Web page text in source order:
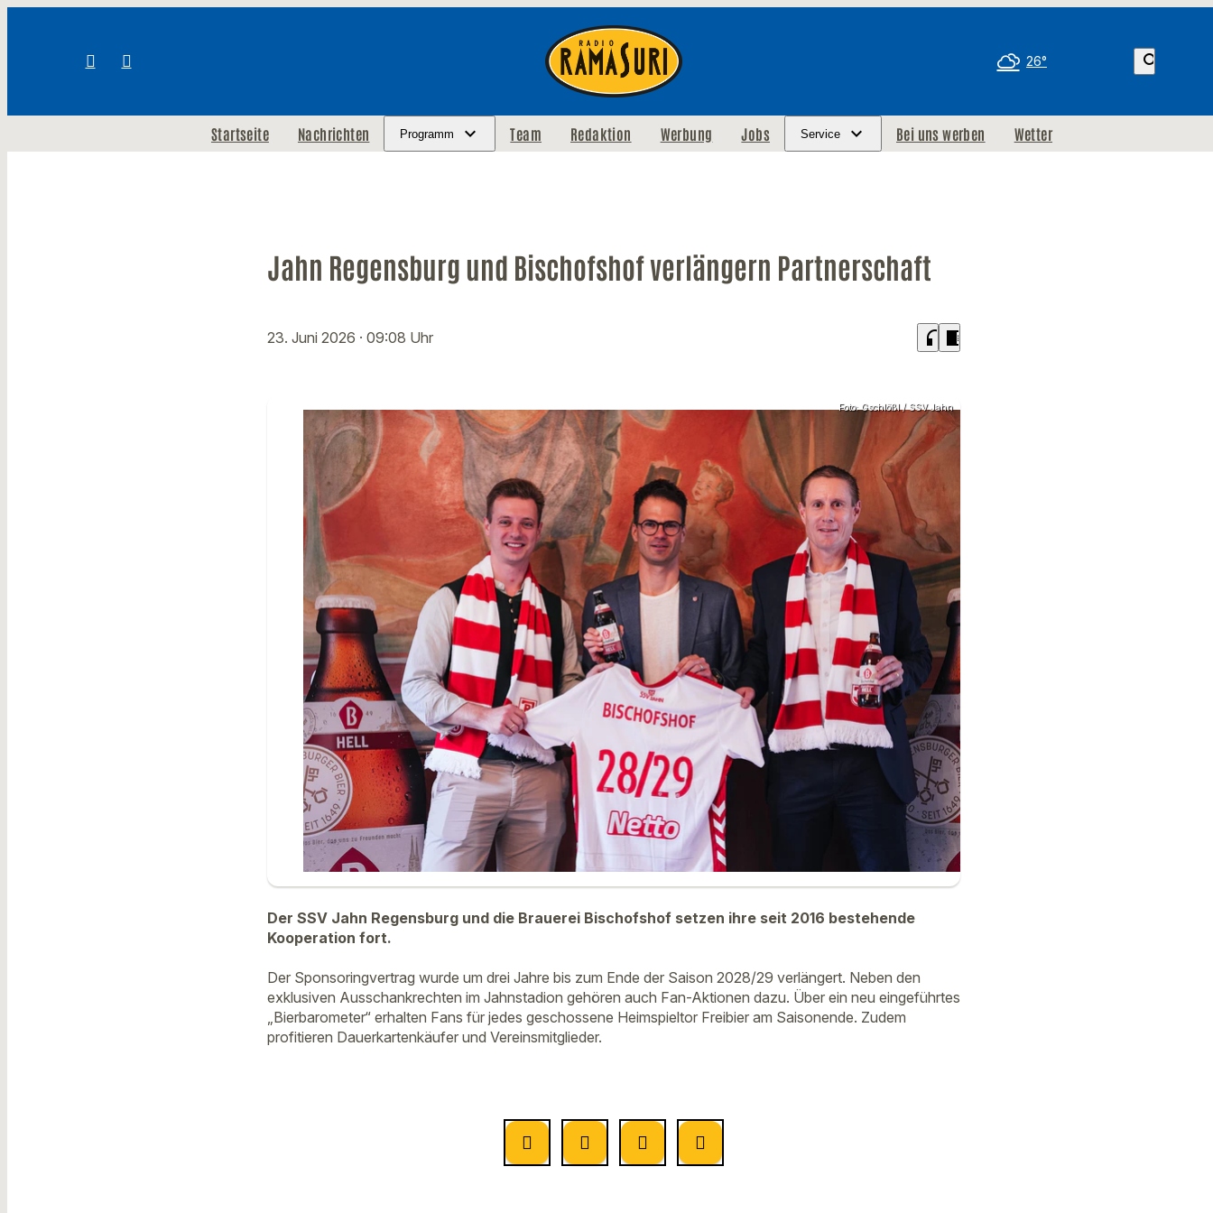
26° search
Startseite Nachrichten Programm Team Redaktion Werbung Jobs Service Bei uns werben Wetter
Jahn Regensburg und Bischofshof verlängern Partnerschaft
23. Juni 2026 · 09:08 Uhr headphones chrome_reader_mode
Foto: Gschlößl / SSV Jahn
Der SSV Jahn Regensburg und die Brauerei Bischofshof setzen ihre seit 2016 bestehende
Kooperation fort.
Der Sponsoringvertrag wurde um drei Jahre bis zum Ende der Saison 2028/29 verlängert. Neben den
exklusiven Ausschankrechten im Jahnstadion gehören auch Fan-Aktionen dazu. Über ein neu eingeführtes
„Bierbarometer“ erhalten Fans für jedes geschossene Heimspieltor Freibier am Saisonende. Zudem
profitieren Dauerkartenkäufer und Vereinsmitglieder.